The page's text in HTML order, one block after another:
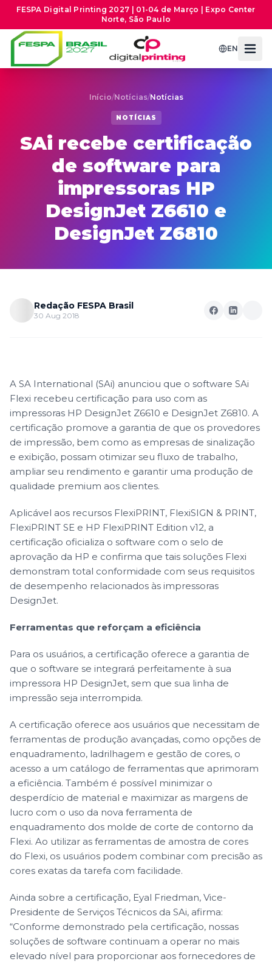
FESPA Digital Printing 2027 | 01-04 de Março | Expo Center
Norte, São Paulo
EN
Início/Notícias/Notícias
NOTÍCIAS
SAi recebe certificação
de software para
impressoras HP
DesignJet Z6610 e
DesignJet Z6810
Redação FESPA Brasil
30 Aug 2018
A SA International (SAi) anunciou que o software SAi
Flexi recebeu certificação para uso com as
impressoras HP DesignJet Z6610 e DesignJet Z6810. A
certificação promove a garantia de que os provedores
de impressão, bem como as empresas de sinalização
e exibição, possam otimizar seu fluxo de trabalho,
ampliar seu rendimento e garantir uma produção de
qualidade premium aos clientes.
Aplicável aos recursos FlexiPRINT, FlexiSIGN & PRINT,
FlexiPRINT SE e HP FlexiPRINT Edition v12, a
certificação oficializa o software com o selo de
aprovação da HP e confirma que tais soluções Flexi
demonstram total conformidade com seus requisitos
de desempenho relacionados às impressoras
DesignJet.
Ferramentas que reforçam a eficiência
Para os usuários, a certificação oferece a garantia de
que o software se integrará perfeitamente à sua
impressora HP DesignJet, sem que sua linha de
impressão seja interrompida.
A certificação oferece aos usuários que necessitam de
ferramentas de produção avançadas, como opções de
enquadramento, ladrilhagem e gestão de cores, o
acesso a um catálogo de ferramentas que aprimoram
a eficiência. Também é possível minimizar o
desperdício de material e maximizar as margens de
lucro com o uso da nova ferramenta de
enquadramento dos molde de corte de contorno da
Flexi. Ao utilizar as ferramentas de amostra de cores
do Flexi, os usuários podem combinar com precisão as
cores exatas da tarefa com facilidade.
Ainda sobre a certificação, Eyal Friedman, Vice-
Presidente de Serviços Técnicos da SAi, afirma:
“Conforme demonstrado pela certificação, nossas
soluções de software continuam a operar no mais
elevado nível para proporcionar aos fornecedores de